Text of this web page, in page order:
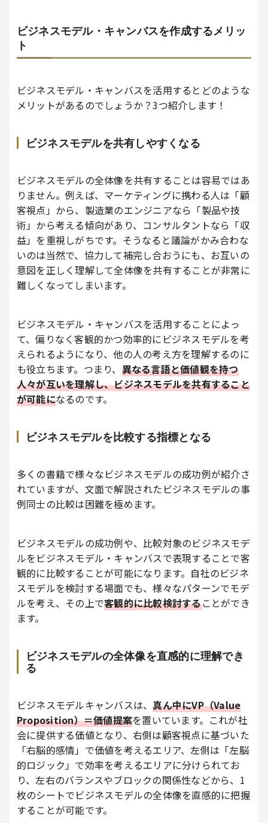
ビジネスモデル・キャンバスを作成するメリッ
ト
ビジネスモデル・キャンバスを活用するとどのような
メリットがあるのでしょうか？3つ紹介します！
ビジネスモデルを共有しやすくなる
ビジネスモデルの全体像を共有することは容易ではあ
りません。例えば、マーケティングに携わる人は「顧
客視点」から、製造業のエンジニアなら「製品や技
術」から考える傾向があり、コンサルタントなら「収
益」を重視しがちです。そうなると議論がかみ合わな
いのは当然で、協力して補完し合おうにも、お互いの
意図を正しく理解して全体像を共有することが非常に
難しくなってしまいます。
ビジネスモデル・キャンバスを活用することによっ
て、偏りなく客観的かつ効率的にビジネスモデルを考
えられるようになり、他の人の考え方を理解するのに
も役立ちます。つまり、 異なる言語と価値観を持つ
人々が互いを理解し、ビジネスモデルを共有すること
が可能になるのです。
ビジネスモデルを比較する指標となる
多くの書籍で様々なビジネスモデルの成功例が紹介さ
れていますが、文面で解説されたビジネスモデルの事
例同士の比較は困難を極めます。
ビジネスモデルの成功例や、比較対象のビジネスモデ
ルをビジネスモデル・キャンバスで表現することで客
観的に比較することが可能になります。自社のビジネ
スモデルを検討する場面でも、様々なパターンでモデ
ルを考え、その上で客観的に比較検討することができ
ます。
ビジネスモデルの全体像を直感的に理解でき
る
ビジネスモデルキャンバスは、真ん中にVP（Value
Proposition）＝価値提案を置いています。これが社
会に提供する価値となり、右側は顧客視点に基づいた
「右脳的感情」で価値を考えるエリア、左側は「左脳
的ロジック」で効率を考えるエリアに分けられてお
り、左右のバランスやブロックの関係性などから、1
枚のシートでビジネスモデルの全体像を直感的に把握
することが可能です。